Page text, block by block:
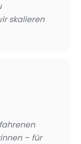
skalieren
– für